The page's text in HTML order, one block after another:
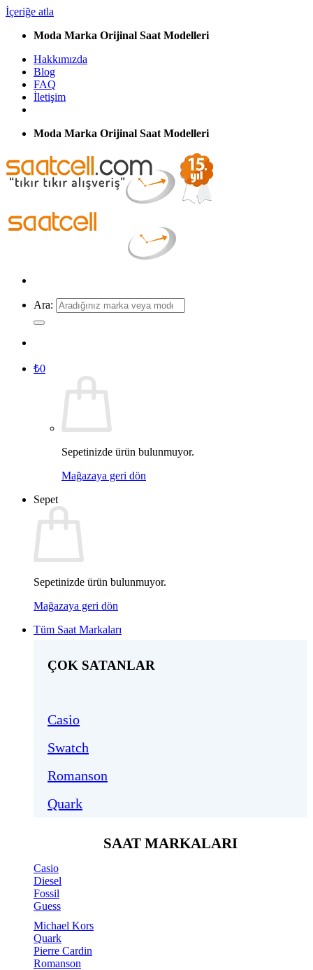
İçeriğe atla
Moda Marka Orijinal Saat Modelleri
Hakkımızda
Blog
FAQ
İletişim
Moda Marka Orijinal Saat Modelleri
Ara:
₺0
Sepetinizde ürün bulunmuyor.
Mağazaya geri dön
Sepet
Sepetinizde ürün bulunmuyor.
Mağazaya geri dön
Tüm Saat Markaları
ÇOK SATANLAR
Casio
Swatch
Romanson
Quark
SAAT MARKALARI
Casio
Diesel
Fossil
Guess
Michael Kors
Quark
Pierre Cardin
Romanson